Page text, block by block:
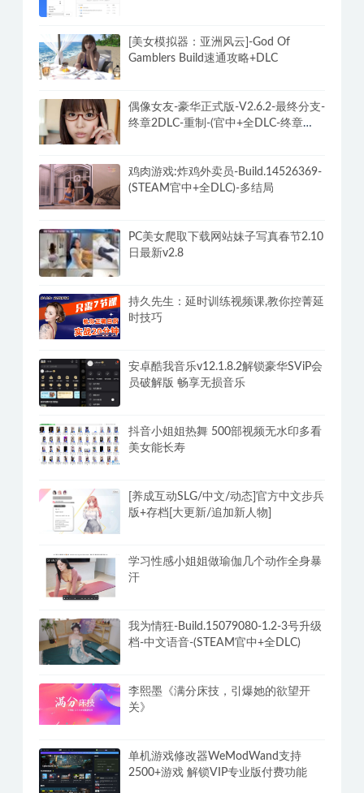
[美女模拟器：亚洲风云]-God Of
Gamblers Build速通攻略+DLC
偶像女友-豪华正式版-V2.6.2-最终分支-
终章2DLC-重制-(官中+全DLC-终章
鸡肉游戏:炸鸡外卖员-Build.14526369-
(STEAM官中+全DLC)-多结局
PC美女爬取下载网站妹子写真春节2.10
日最新v2.8
持久先生：延时训练视频课,教你控菁延
时技巧
安卓酷我音乐v12.1.8.2解锁豪华SViP会
员破解版 畅享无损音乐
抖音小姐姐热舞 500部视频无水印多看
美女能长寿
[养成互动SLG/中文/动态]官方中文步兵
版+存档[大更新/追加新人物]
学习性感小姐姐做瑜伽几个动作全身暴
汗
我为情狂-Build.15079080-1.2-3号升级
档-中文语音-(STEAM官中+全DLC)
李熙墨《满分床技，引爆她的欲望开
关》
单机游戏修改器WeModWand支持
2500+游戏 解锁VIP专业版付费功能